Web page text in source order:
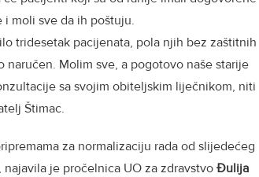
moli sve da ih poštuju.
tridesetak pacijenata, pola njih bez zaštitnih
Molim sve, a pogotovo naše starije
sa svojim obiteljskim liječnikom, niti
Štimac.
za normalizaciju rada od slijedećeg
je pročelnica UO za zdravstvo Đulija